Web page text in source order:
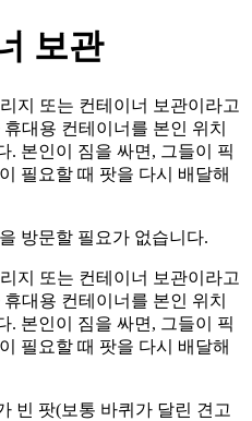
보관
지 또는 컨테이너 보관이라고
대용 컨테이너를 본인 위치
. 본인이 짐을 싸면, 그들이 픽
필요할 때 팟을 다시 배달해
방문할 필요가 없습니다.
지 또는 컨테이너 보관이라고
대용 컨테이너를 본인 위치
. 본인이 짐을 싸면, 그들이 픽
필요할 때 팟을 다시 배달해
빈 팟(보통 바퀴가 달린 견고